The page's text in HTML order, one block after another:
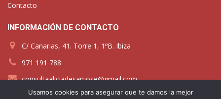
Contacto
INFORMACIÓN DE CONTACTO
C/ Canarias, 41. Torre 1, 1ºB. Ibiza
971 191 788
consultaaliciadesanjose@gmail.com
www.aliciadesanjose.com
Usamos cookies para asegurar que te damos la mejor